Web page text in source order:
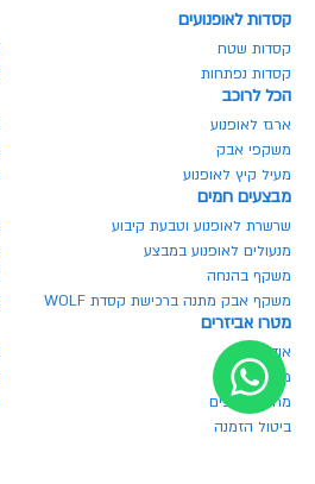
קסדות לאופנועים
קסדות שטח
קסדות נפתחות
הכל לרוכב
ארגז לאופנוע
משקפי אבק
מעיל קיץ לאופנוע
מבצעים חמים
שרשרת לאופנוע וטבעת קיבוע
מנעולים לאופנוע במבצע
משקף בהנחה
משקף אבק מתנה ברכישת קסדת WOLF
מטרו אביזרים
אודותינו
מגזין מטרו
מחירון חלפים
ביטול הזמנה